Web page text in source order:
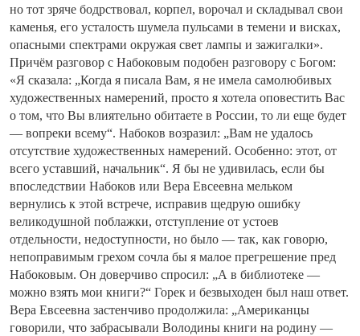
но тот зряче бодрствовал, корпел, ворочал и складывал свои
каменья, его усталость шумела пульсами в темени и висках,
опасными спектрами окружая свет лампы и зажигалки».
Причём разговор с Набоковым подобен разговору с Богом:
«Я сказала: „Когда я писала Вам, я не имела самолюбивых
художественных намерений, просто я хотела оповестить Вас
о том, что Вы влиятельно обитаете в России, то ли еще будет
— вопреки всему“. Набоков возразил: „Вам не удалось
отсутствие художественных намерений. Особенно: этот, от
всего уставший, начальник“. Я бы не удивилась, если бы
впоследствии Набоков или Вера Евсеевна мельком
вернулись к этой встрече, исправив щедрую ошибку
великодушной поблажки, отступление от устоев
отдельности, недоступности, но было — так, как говорю,
непоправимым грехом сочла бы я малое прегрешение пред
Набоковым. Он доверчиво спросил: „А в библиотеке —
можно взять мои книги?“ Горек и безвыходен был наш ответ.
Вера Евсеевна застенчиво продолжила: „Американцы
говорили, что забрасывали Володины книги на родину —